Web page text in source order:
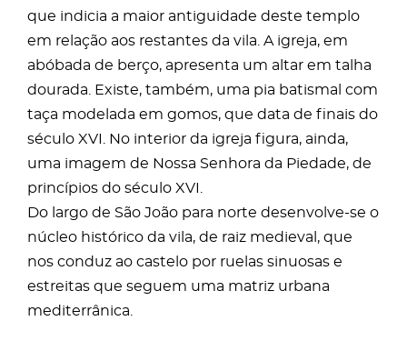
que indicia a maior antiguidade deste templo
em relação aos restantes da vila. A igreja, em
abóbada de berço, apresenta um altar em talha
dourada. Existe, também, uma pia batismal com
taça modelada em gomos, que data de finais do
século XVI. No interior da igreja figura, ainda,
uma imagem de Nossa Senhora da Piedade, de
princípios do século XVI.
Do largo de São João para norte desenvolve-se o
núcleo histórico da vila, de raiz medieval, que
nos conduz ao castelo por ruelas sinuosas e
estreitas que seguem uma matriz urbana
mediterrânica.